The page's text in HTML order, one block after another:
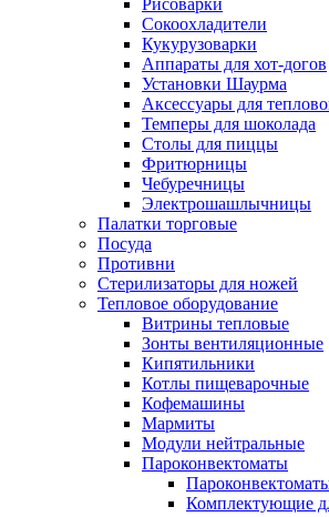
Сокоохладители
Кукурузоварки
Аппараты для хот-догов
Установки Шаурма
Аксессуары для
Темперы для шоколада
Столы для пиццы
Фритюрницы
Чебуречницы
Электрошашлычницы
Палатки торговые
Посуда
Противни
Стерилизаторы для ножей
Тепловое оборудование
Витрины тепловые
Зонты вентиляционные
Кипятильники
Котлы пищеварочные
Кофемашины
Мармиты
Модули нейтральные
Пароконвектоматы
Комплектующие